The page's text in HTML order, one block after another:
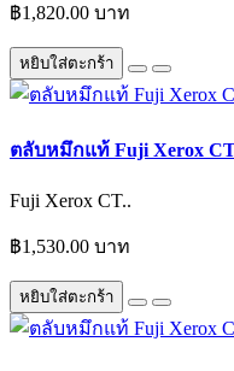
฿1,820.00 บาท
หยิบใส่ตะกร้า
ตลับหมึกแท้ Fuji Xerox
Fuji Xerox CT..
฿1,530.00 บาท
หยิบใส่ตะกร้า